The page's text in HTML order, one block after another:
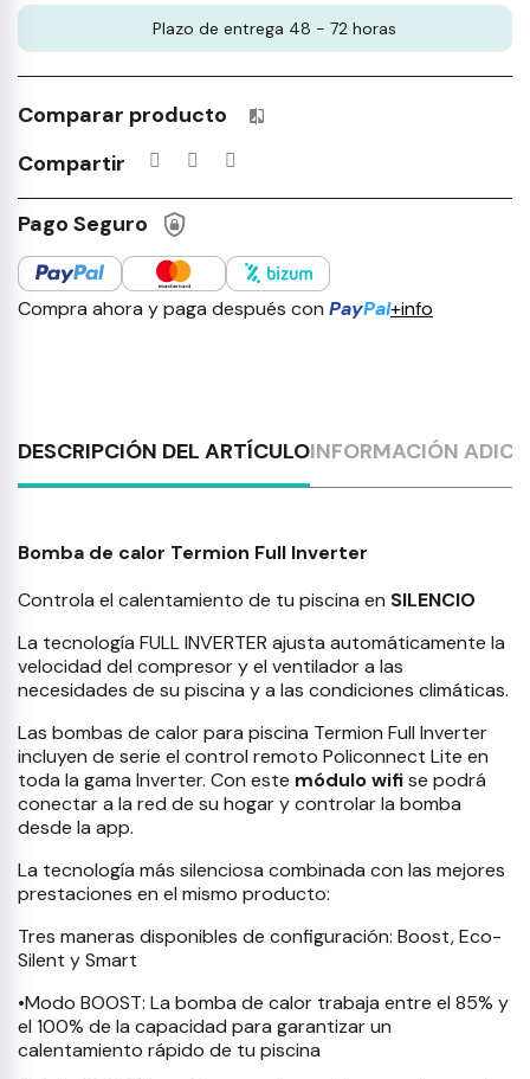
Plazo de entrega 48 - 72 horas
Comparar producto Productos incluidos en tu lista
Compartir
Pago Seguro
Compra ahora y paga después con PayPal+info
DESCRIPCIÓN DEL ARTÍCULOINFORMACIÓN
Bomba de calor Termion Full Inverter
Controla el calentamiento de tu piscina en SILENCIO
La tecnología FULL INVERTER ajusta automáticamente la
velocidad del compresor y el ventilador a las
necesidades de su piscina y a las condiciones climáticas.
Las bombas de calor para piscina Termion Full Inverter
incluyen de serie el control remoto Policonnect Lite en
toda la gama Inverter. Con este módulo wifise podrá
conectar a la red de su hogar y controlar la bomba
desde la app.
La tecnología más silenciosa combinada con las mejores
prestaciones en el mismo producto:
Tres maneras disponibles de configuración: Boost, Eco-
Silent y Smart
•Modo BOOST: La bomba de calor trabaja entre el 85% y
el 100% de la capacidad para garantizar un
calentamiento rápido de tu piscina